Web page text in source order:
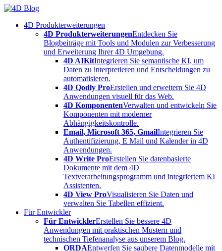
Skip
content4D Produkterweiterungen
4D ProdukterweiterungenEntdecken Sie
Blogbeiträge mit Tools und Modulen zur Verbesserung
und Erweiterung Ihrer 4D Umgebung.
4D AIKitIntegrieren Sie semantische KI, um
Daten zu interpretieren und Entscheidungen zu
automatisieren.
4D Qodly ProErstellen und erweitern Sie 4D
Anwendungen visuell für das Web.
4D KomponentenVerwalten und entwickeln Sie
Komponenten mit moderner
Abhängigkeitskontrolle.
Email, Microsoft 365, GmailIntegrieren Sie
Authentifizierung, E Mail und Kalender in 4D
Anwendungen.
4D Write ProErstellen Sie datenbasierte
Dokumente mit dem 4D
Textverarbeitungsprogramm und integriertem KI
Assistenten.
4D View ProVisualisieren Sie Daten und
verwalten Sie Tabellen effizient.
Für Entwickler
Für EntwicklerErstellen Sie bessere 4D
Anwendungen mit praktischen Mustern und
technischen Tiefenanalyse aus unserem Blog.
ORDAEntwerfen Sie saubere Datenmodelle mit